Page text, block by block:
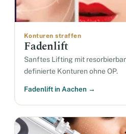
Konturen straffen
Fadenlift
Sanftes Lifting mit
definierte Konturen ohne OP.
Fadenlift in Aachen →